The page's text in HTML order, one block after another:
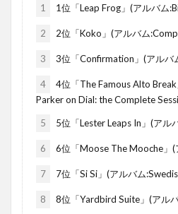
1 1位「Leap Frog」(アルバム
2 2位「Koko」(アルバム
3 3位「Confirmation」(アルバ
4
4位「The Famous Alto
Parker on Dial: the Complete
5 5位「Lester Leaps In」(アル
6 6位「Moose The Mooche」(
7 7位「Si Si」(アルバム
8 8位「Yardbird Suite」(アル